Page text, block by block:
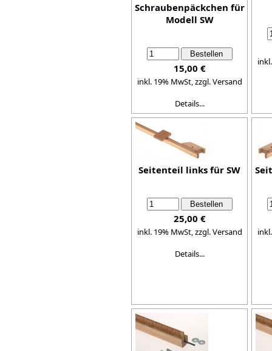
Schraubenpäckchen für
Modell SW
15,00 €
inkl. 19% MwSt,zzgl. Versand
Details...
Seitenteil links für SW
25,00 €
inkl. 19% MwSt,zzgl. Versand
Details...